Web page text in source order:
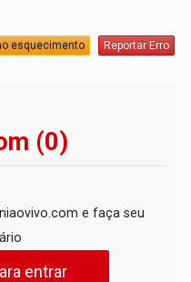
esquecimento Reportar Erro
(0)
e faça seu
entrar